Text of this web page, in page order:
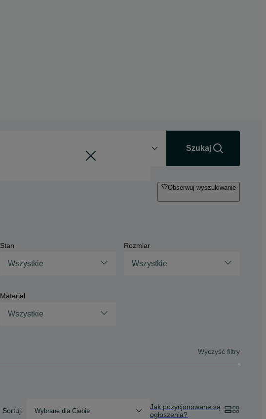
Szukaj
Obserwuj wyszukiwanie
Stan
Wszystkie
Rozmiar
Wszystkie
Materiał
Wszystkie
Wyczyść filtry
Sortuj: Wybrane dla Ciebie
Jak pozycjonowane są
ogłoszenia?